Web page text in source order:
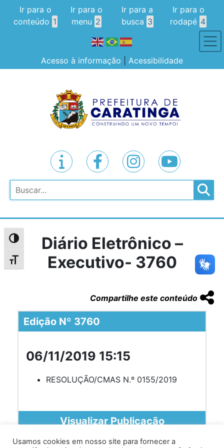
Alternar alto contraste
Alternar tamanho da fonte
Ir para o
conteúdo 1
Ir para o
menu 2
Ir para a
busca 3
Ir para o
rodapé 4
Acesso à informação Acessibilidade
Pesquisar
Diário Eletrônico –
Executivo- 3760
Compartilhe este conteúdo
Edição Nº 3760
06/11/2019 15:15
RESOLUÇÃO/CMAS N.º 0155/2019
Visualizar Publicação
Usamos cookies em nosso site para fornecer a